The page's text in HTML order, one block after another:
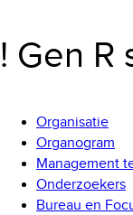
! Gen R
Organisatie
Organogram
Management
Onderzoekers
Bureau en